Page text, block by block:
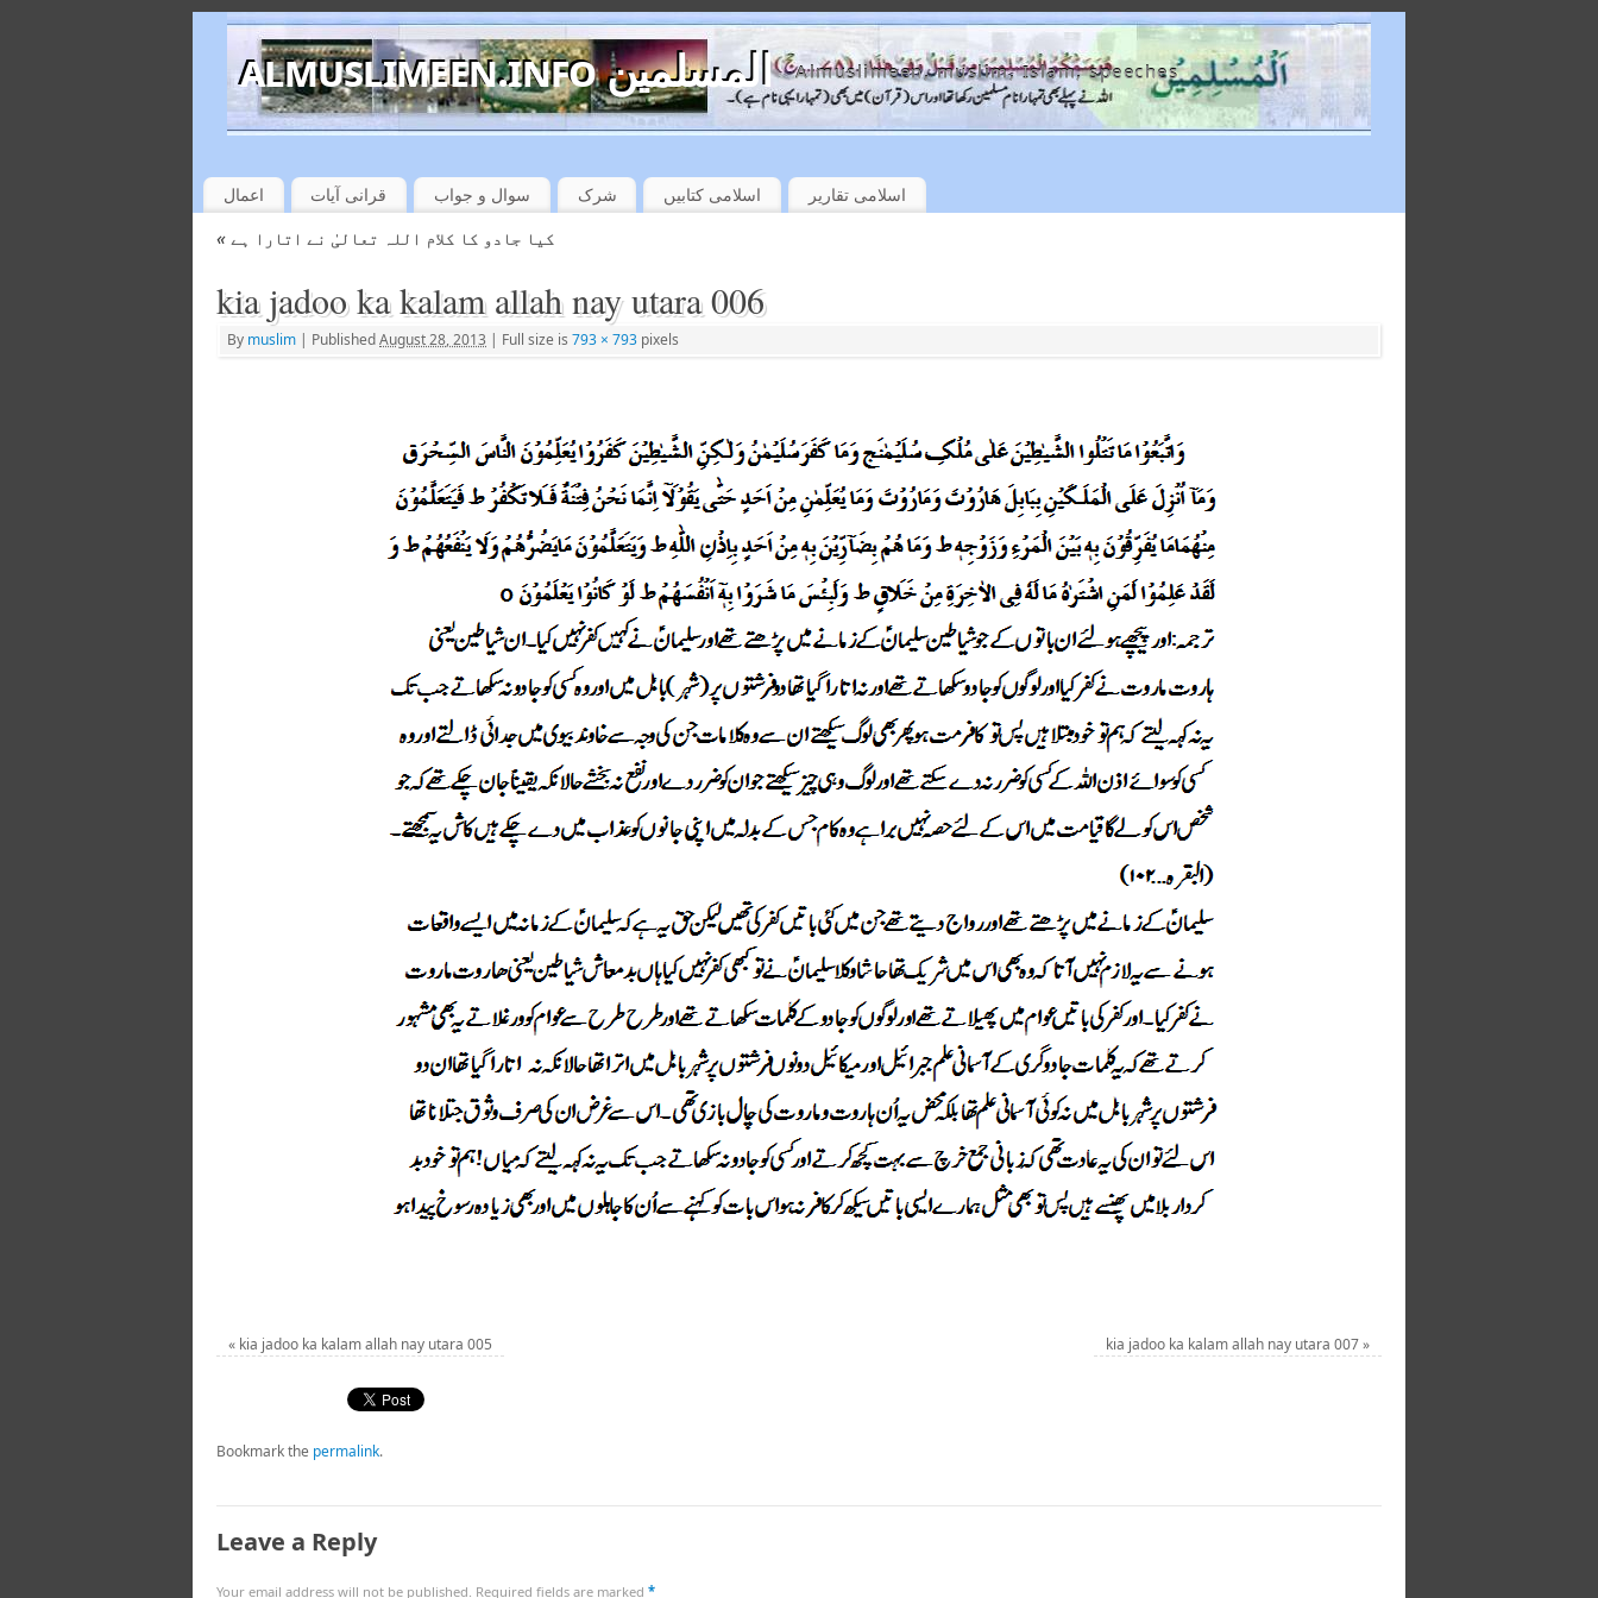
almuslimeen.info المسلمین Almuslimeen, muslim, Islam, speeches
اعمال قرانی آیات سوال و جواب شرک اسلامی کتابیں اسلامی تقاریر
« کیا جادو کا کلام اللہ تعالیٰ نے اتارا ہے
kia jadoo ka kalam allah nay utara 006
By muslim | Published August 28, 2013 | Full size is793 × 793 pixels
« kia jadoo ka kalam allah nay utara 005 kia jadoo ka kalam allah nay utara 007»
Bookmark the permalink.
Leave a Reply
Your email address will not be published. Required fields are marked*